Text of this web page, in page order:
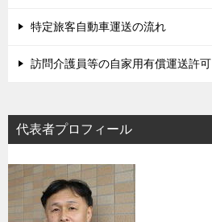
特定旅客自動車運送の流れ
訪問介護員等の自家用有償運送許可
代表者プロフィール